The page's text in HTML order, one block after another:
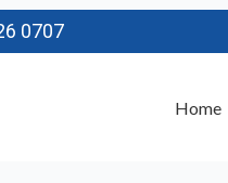
0707